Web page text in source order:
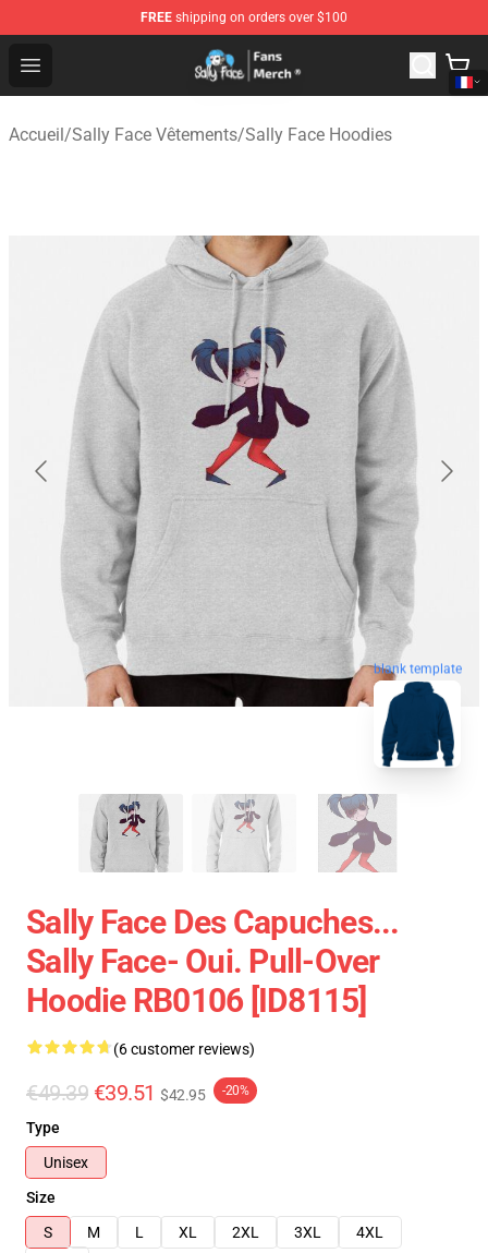
FREE shipping on orders over $100
Open menu
Sally Face Store - Official Sally Face Merchandise Shop
Accueil/Sally Face Vêtements/Sally Face Hoodies
blank template
Sally Face Des Capuches...
Sally Face- Oui. Pull-Over
Hoodie RB0106 [ID8115]
(6 customer reviews)
€49.39 €39.51 $42.95 -20%
Type
Unisex
Size
S
M L XL 2XL 3XL
4XL